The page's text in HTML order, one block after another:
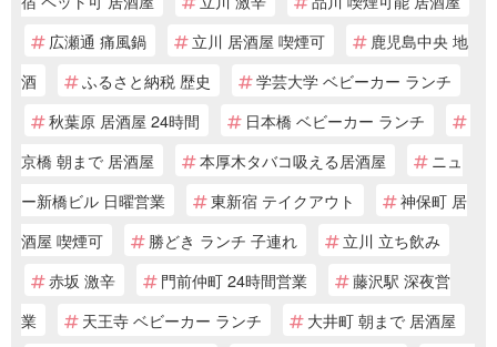
広瀬通 痛風鍋
立川 居酒屋 喫煙可
鹿児島中央 地
酒
ふるさと納税 歴史
学芸大学 ベビーカー ランチ
秋葉原 居酒屋 24時間
日本橋 ベビーカー ランチ
京橋 朝まで 居酒屋
本厚木タバコ吸える居酒屋
ニュ
ー新橋ビル 日曜営業
東新宿 テイクアウト
神保町 居
酒屋 喫煙可
勝どき ランチ 子連れ
立川 立ち飲み
赤坂 激辛
門前仲町 24時間営業
藤沢駅 深夜営
業
天王寺 ベビーカー ランチ
大井町 朝まで 居酒屋